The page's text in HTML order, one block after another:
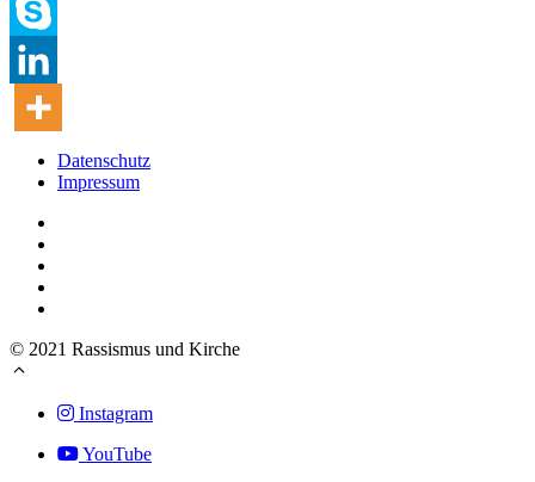
Datenschutz
Impressum
© 2021 Rassismus und Kirche
Instagram
YouTube